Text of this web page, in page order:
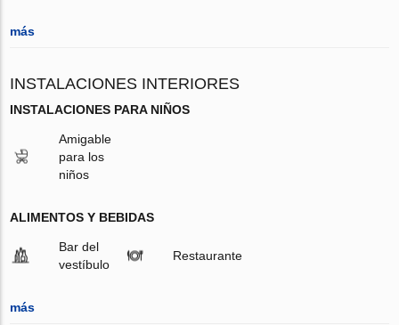
más
INSTALACIONES INTERIORES
INSTALACIONES PARA NIÑOS
Amigable
para los
niños
ALIMENTOS Y BEBIDAS
Bar del
vestíbulo
Restaurante
más